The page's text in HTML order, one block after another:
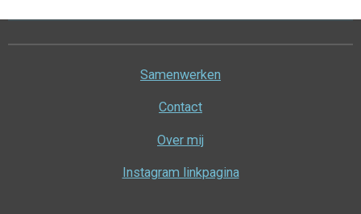
Samenwerken
Contact
Over mij
Instagram linkpagina